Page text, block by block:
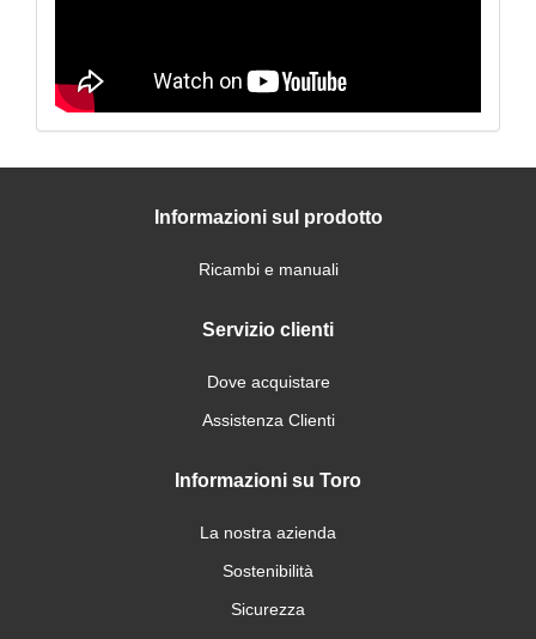
Informazioni sul prodotto
Ricambi e manuali
Servizio clienti
Dove acquistare
Assistenza Clienti
Informazioni su Toro
La nostra azienda
Sostenibilità
Sicurezza